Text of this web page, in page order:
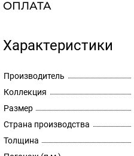
ОПЛАТА
Характеристики
Производитель
Коллекция
Размер
Страна производства
Толщина